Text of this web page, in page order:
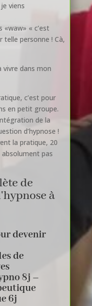
viens
«waw» « c’est
telle personne ! Cà,
vivre dans mon
c’est pour
en petit groupe.
de la
d’hypnose !
la pratique, 20
absolument pas
de
à
devenir
de
8j –
6j